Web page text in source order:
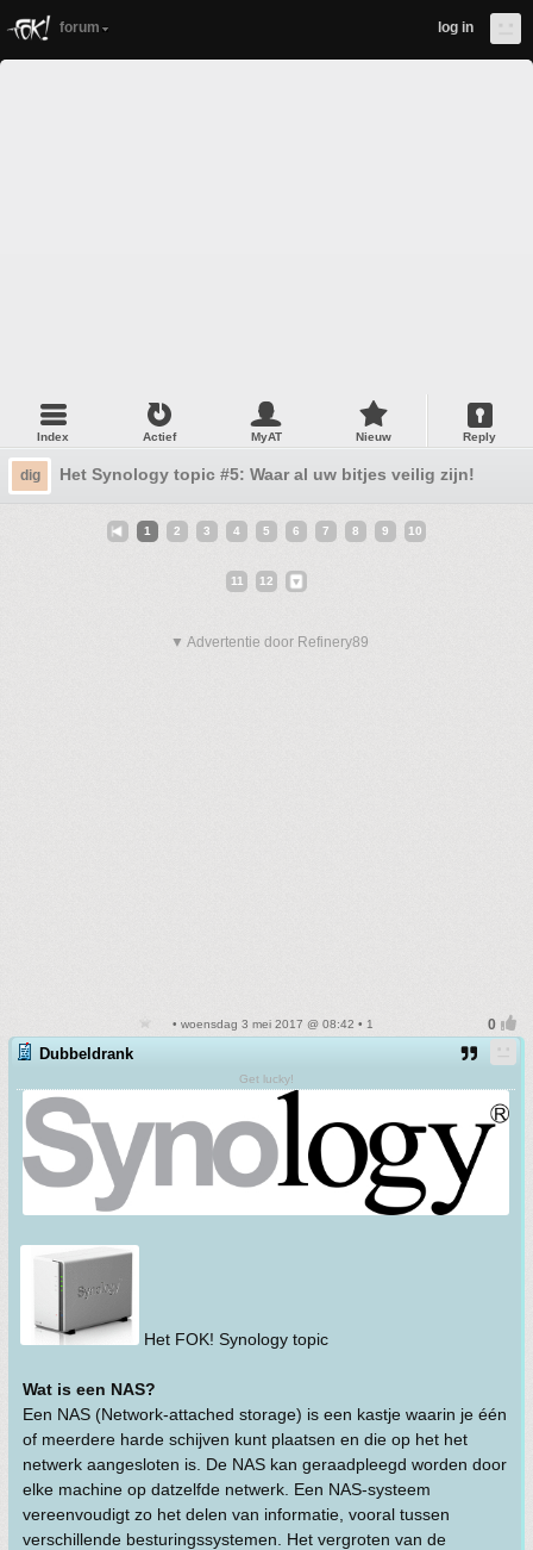
forum log in
Index Actief MyAT Nieuw Reply
dig Het Synology topic #5: Waar al uw bitjes veilig zijn!
1 2 3 4 5 6 7 8 9 10
11 12
▼ Advertentie door Refinery89
• woensdag 3 mei 2017 @ 08:42 • 1
Dubbeldrank
Get lucky!
Het FOK! Synology topic
Wat is een NAS?
Een NAS (Network-attached storage) is een kastje waarin je één
of meerdere harde schijven kunt plaatsen en die op het het
netwerk aangesloten is. De NAS kan geraadpleegd worden door
elke machine op datzelfde netwerk. Een NAS-systeem
vereenvoudigt zo het delen van informatie, vooral tussen
verschillende besturingssystemen. Het vergroten van de